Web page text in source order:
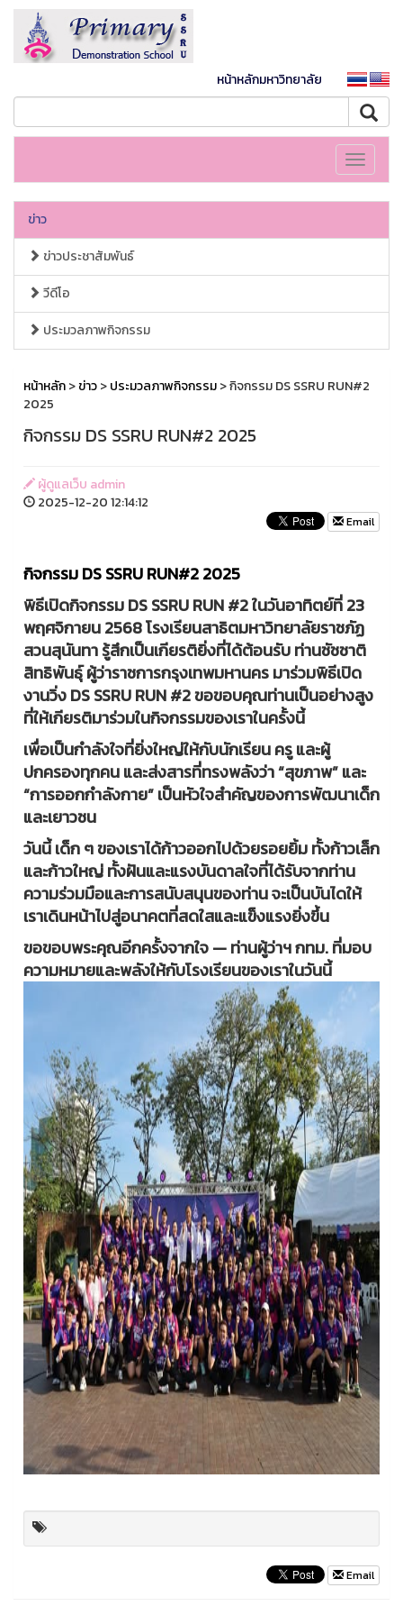
หน้าหลักมหาวิทยาลัย
Toggle
ข่าว
ข่าวประชาสัมพันธ์
วีดีโอ
ประมวลภาพกิจกรรม
หน้าหลัก>ข่าว>ประมวลภาพกิจกรรม> กิจกรรม DS SSRU RUN#2
2025
กิจกรรม DS SSRU RUN#2 2025
ผู้ดูแลเว็บ admin
2025-12-20 12:14:12
Email
กิจกรรม DS SSRU RUN#2 2025
พิธีเปิดกิจกรรม DS SSRU RUN #2 ในวันอาทิตย์ที่ 23
พฤศจิกายน 2568 โรงเรียนสาธิตมหาวิทยาลัยราชภัฏ
สวนสุนันทา รู้สึกเป็นเกียรติยิ่งที่ได้ต้อนรับ ท่านชัชชาติ
สิทธิพันธุ์ ผู้ว่าราชการกรุงเทพมหานคร มาร่วมพิธีเปิด
งานวิ่ง DS SSRU RUN #2 ขอขอบคุณท่านเป็นอย่างสูง
ที่ให้เกียรติมาร่วมในกิจกรรมของเราในครั้งนี้
เพื่อเป็นกำลังใจที่ยิ่งใหญ่ให้กับนักเรียน ครู และผู้
ปกครองทุกคน และส่งสารที่ทรงพลังว่า “สุขภาพ” และ
“การออกกำลังกาย” เป็นหัวใจสำคัญของการพัฒนาเด็ก
และเยาวชน
วันนี้ เด็ก ๆ ของเราได้ก้าวออกไปด้วยรอยยิ้ม ทั้งก้าวเล็ก
และก้าวใหญ่ ทั้งฝันและแรงบันดาลใจที่ได้รับจากท่าน
ความร่วมมือและการสนับสนุนของท่าน จะเป็นบันไดให้
เราเดินหน้าไปสู่อนาคตที่สดใสและแข็งแรงยิ่งขึ้น
ขอขอบพระคุณอีกครั้งจากใจ — ท่านผู้ว่าฯ กทม. ที่มอบ
ความหมายและพลังให้กับโรงเรียนของเราในวันนี้
Email